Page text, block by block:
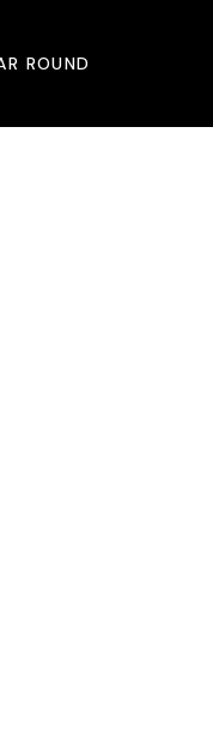
ROUND
Bureau